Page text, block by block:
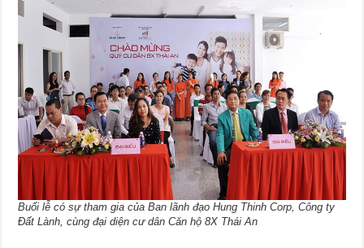
Buổi lễ có sự tham gia của Ban lãnh đạo Hung Thinh Corp, Công ty
Đất Lành, cùng đại diện cư dân Căn hộ 8X Thái An